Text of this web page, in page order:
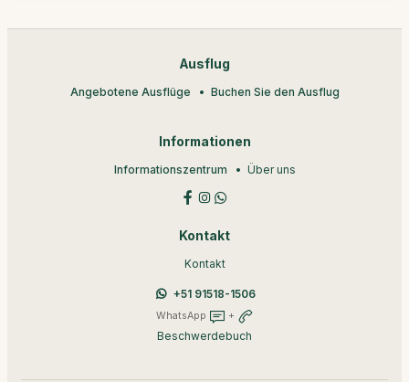
Ausflug
Angebotene Ausflüge Buchen Sie den Ausflug
Informationen
Informationszentrum Über uns
Kontakt
Kontakt
+51 91518-1506
WhatsApp +
Beschwerdebuch